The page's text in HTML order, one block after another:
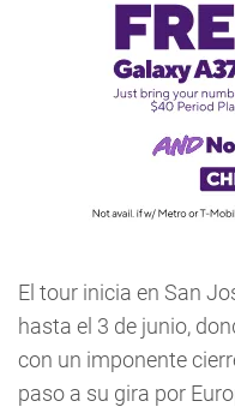
El tour inicia en San
hasta el 3 de junio,
con un imponente
paso a su gira por